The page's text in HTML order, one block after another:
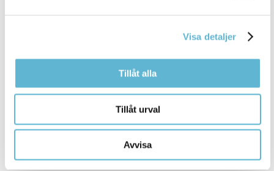
Visa detaljer
Tillåt alla
Tillåt urval
Avvisa
Fax: 0456-82 22 00